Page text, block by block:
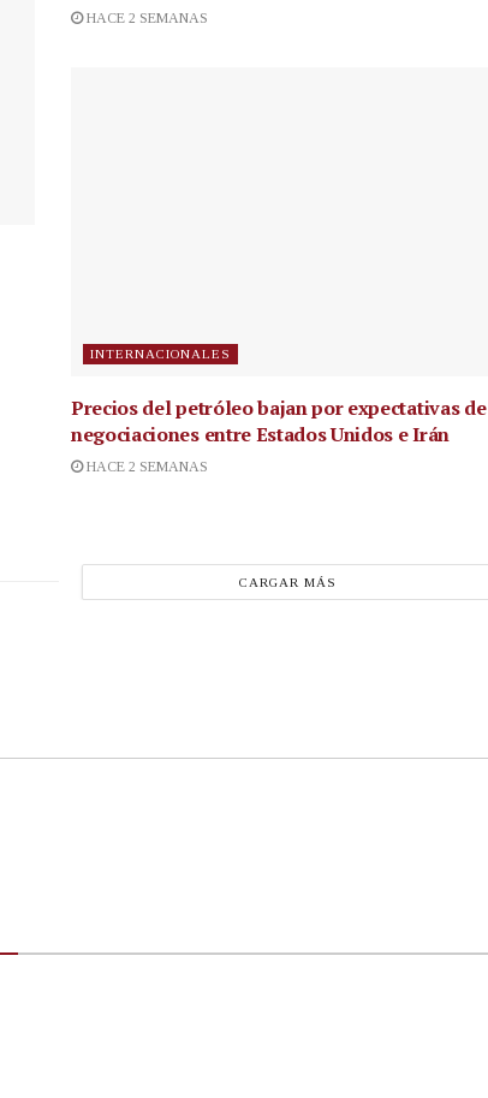
HACE 2 SEMANAS
INTERNACIONALES
Precios del petróleo bajan por expectativas de
negociaciones entre Estados Unidos e Irán
HACE 2 SEMANAS
CARGAR MÁS